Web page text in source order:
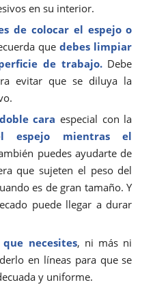
en su interior.
de colocar el espejo o
quedebes limpiar
de trabajo.Debe
evitar que se diluya la
cara especial con la
espejo mientras el
puedes ayudarte de
que sujeten el peso del
es de gran tamaño. Y
puede llegar a durar
necesites, ni más ni
en líneas para que se
y uniforme.